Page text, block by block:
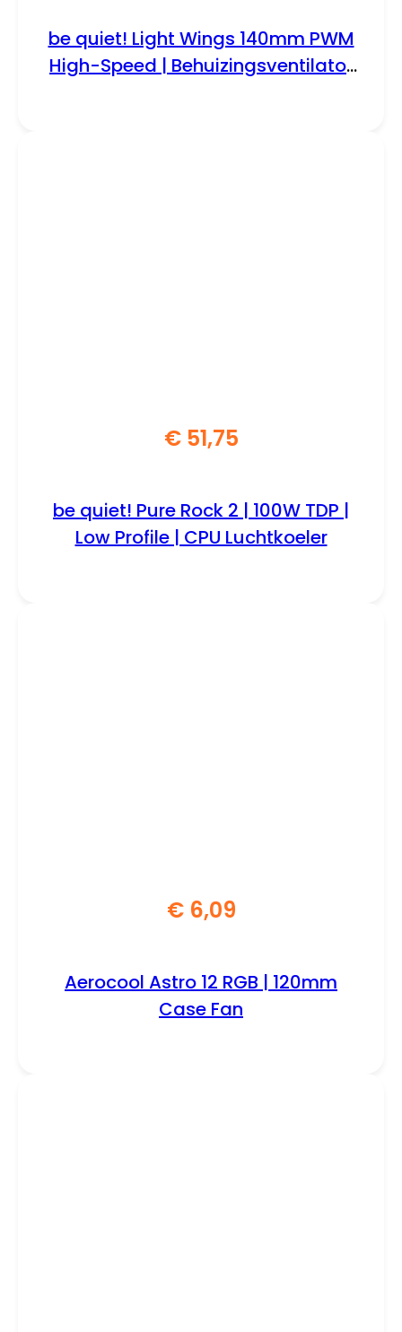
be quiet! Light Wings 140mm PWM
High-Speed | Behuizingsventilator
€51,75
be quiet! Pure Rock 2 | 100W TDP |
Low Profile | CPU Luchtkoeler
€6,09
Aerocool Astro 12 RGB | 120mm
Case Fan